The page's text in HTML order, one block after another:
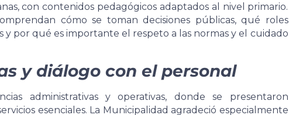
con contenidos pedagógicos adaptados al nivel primario.
cómo se toman decisiones públicas, qué roles
por qué es importante el respeto a las normas y el cuidado
y diálogo con el personal
administrativas y operativas, donde se presentaron
esenciales. La Municipalidad agradeció especialmente